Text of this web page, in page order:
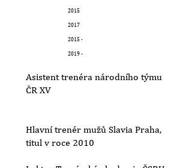
2015
2017
2015 -
2019 -
Asistent trenéra národního týmu
ČR XV
Hlavní trenér mužů Slavia Praha,
titul v roce 2010